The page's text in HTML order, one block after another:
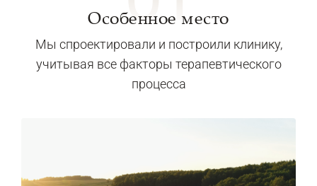
Особенное место
Мы спроектировали и построили клинику,
учитывая все факторы терапевтического
процесса